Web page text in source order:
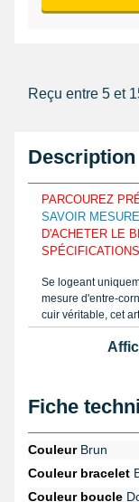
Reçu entre 5 et
Description
PARCOUREZ
SAVOIR
D'ACHETER LE
Se logeant
mesure d'entre-
cuir véritable, cet
afin de simplement
d'aisément le
pour montre que
bracelet montre 20
un bracelet au
rubriqueoutil
montre fatigué. En
Fiche
CouleurBrun
Couleur bracelet
Couleur boucle